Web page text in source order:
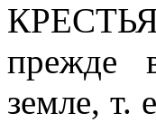
прежде
земле, т.